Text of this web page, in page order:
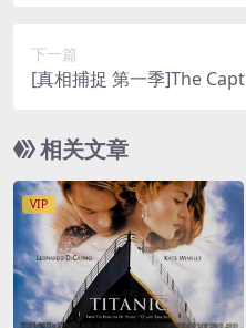
下一篇
[真相捕捉 第一季]The
[MP4/11GB][中英字幕]
相关文章
VIP